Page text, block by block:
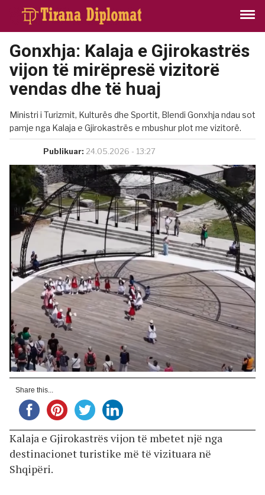
Gonxhja: Kalaja e Gjirokastrës
vijon të mirëpresë vizitorë
vendas dhe të huaj
Ministri i Turizmit, Kulturës dhe Sportit, Blendi Gonxhja ndau sot
pamje nga Kalaja e Gjirokastrës e mbushur plot me vizitorë.
Publikuar: 24.05.2026 - 13:27
Share this...
Kalaja e Gjirokastrës vijon të mbetet një nga
destinacionet turistike më të vizituara në
Shqipëri.